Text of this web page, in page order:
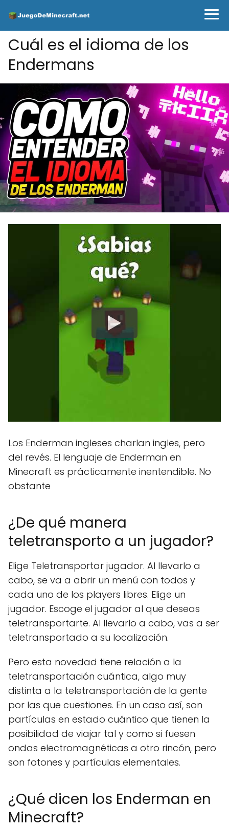
Cuál es el idioma de los
Endermans
Los Enderman ingleses charlan ingles, pero
del revés. El lenguaje de Enderman en
Minecraft es prácticamente inentendible. No
obstante
¿De qué manera
teletransporto a un jugador?
Elige Teletransportar jugador. Al llevarlo a
cabo, se va a abrir un menú con todos y
cada uno de los players libres. Elige un
jugador. Escoge el jugador al que deseas
teletransportarte. Al llevarlo a cabo, vas a ser
teletransportado a su localización.
Pero esta novedad tiene relación a la
teletransportación cuántica, algo muy
distinta a la teletransportación de la gente
por las que cuestiones. En un caso así, son
partículas en estado cuántico que tienen la
posibilidad de viajar tal y como si fuesen
ondas electromagnéticas a otro rincón, pero
son fotones y partículas elementales.
¿Qué dicen los Enderman en
Minecraft?